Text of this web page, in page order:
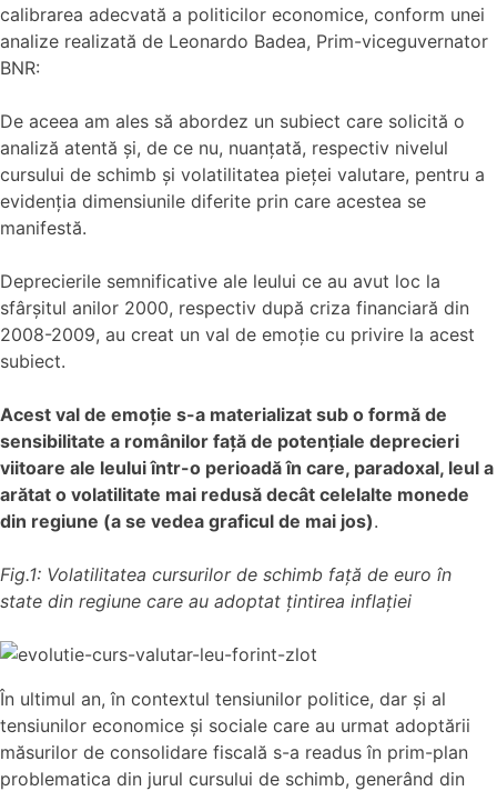
calibrarea adecvată a politicilor economice, conform unei
analize realizată de Leonardo Badea, Prim-viceguvernator
BNR:
De aceea am ales să abordez un subiect care solicită o
analiză atentă și, de ce nu, nuanțată, respectiv nivelul
cursului de schimb și volatilitatea pieței valutare, pentru a
evidenția dimensiunile diferite prin care acestea se
manifestă.
Deprecierile semnificative ale leului ce au avut loc la
sfârșitul anilor 2000, respectiv după criza financiară din
2008-2009, au creat un val de emoție cu privire la acest
subiect.
Acest val de emoție s-a materializat sub o formă de
sensibilitate a românilor față de potențiale deprecieri
viitoare ale leului într-o perioadă în care, paradoxal, leul a
arătat o volatilitate mai redusă decât celelalte monede
din regiune (a se vedea graficul de mai jos).
Fig.1: Volatilitatea cursurilor de schimb față de euro în
state din regiune care au adoptat țintirea inflației
În ultimul an, în contextul tensiunilor politice, dar și al
tensiunilor economice și sociale care au urmat adoptării
măsurilor de consolidare fiscală s-a readus în prim-plan
problematica din jurul cursului de schimb, generând din